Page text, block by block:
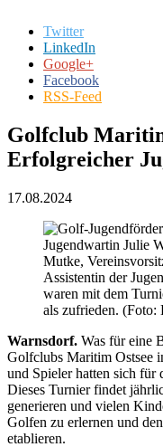
Twitter
LinkedIn
Google+
Facebook
RSS-Feed
Golfclub
Erfolgreicher
17.08.2024
Jugendwartin Julie
Mutke,
Assistentin der
waren mit dem
als zufrieden. (Foto:
Warnsdorf. Was für eine
Golfclubs Maritim Ostsee
und Spieler hatten sich für
Dieses Turnier findet
generieren und vielen
Golfen zu erlernen und
etablieren.